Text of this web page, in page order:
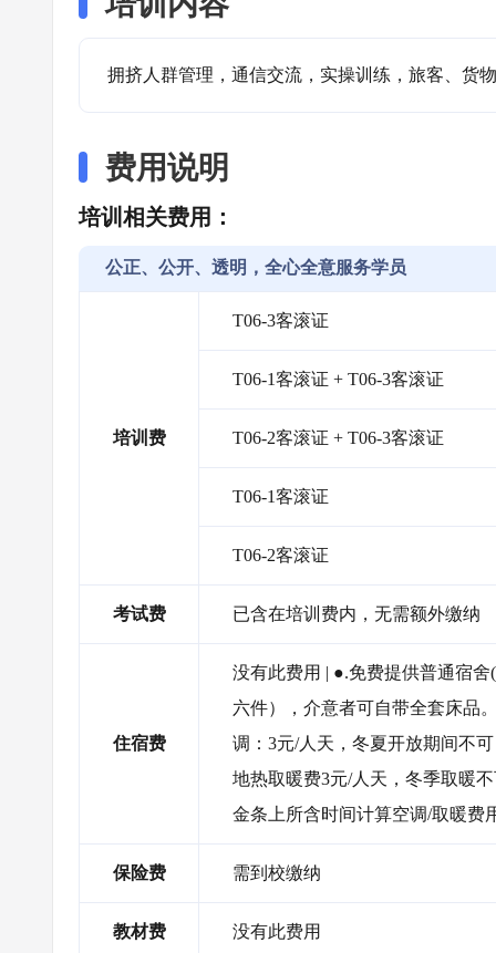
拥挤人群管理，通信交流，实操训练，旅客、货
费用说明
培训相关费用：
公正、公开、透明，全心全意服务学员
培训费
T06-3客滚证
T06-1客滚证 + T06-3客滚证
T06-2客滚证 + T06-3客滚证
T06-1客滚证
T06-2客滚证
考试费 已含在培训费内，无需额外缴纳
住宿费
没有此费用 | ●.免费提供普通宿
六件），介意者可自带全套床品
调：3元/人天，冬夏开放期间不
地热取暖费3元/人天，冬季取暖
金条上所含时间计算空调/取暖费
保险费 需到校缴纳
教材费 没有此费用